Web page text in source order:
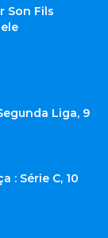
Son Fils
Liga, 9
: Série C, 10